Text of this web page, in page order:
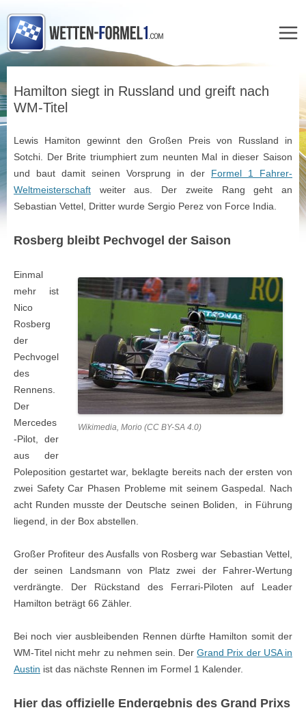
springen
Hamilton siegt in Russland und greift nach
WM-Titel
Lewis Hamiton gewinnt den Großen Preis von Russland in
Sotchi. Der Brite triumphiert zum neunten Mal in dieser Saison
und baut damit seinen Vorsprung in der Formel 1 Fahrer-
Weltmeisterschaft weiter aus. Der zweite Rang geht an
Sebastian Vettel, Dritter wurde Sergio Perez von Force India.
Rosberg bleibt Pechvogel der Saison
Wikimedia, Morio (CC BY-SA 4.0)
Einmal
mehr ist
Nico
Rosberg
der
Pechvogel
des
Rennens.
Der
Mercedes
-Pilot, der
aus der
Poleposition gestartet war, beklagte bereits nach der ersten von
zwei Safety Car Phasen Probleme mit seinem Gaspedal. Nach
acht Runden musste der Deutsche seinen Boliden, in Führung
liegend, in der Box abstellen.
Großer Profiteur des Ausfalls von Rosberg war Sebastian Vettel,
der seinen Landsmann von Platz zwei der Fahrer-Wertung
verdrängte. Der Rückstand des Ferrari-Piloten auf Leader
Hamilton beträgt 66 Zähler.
Bei noch vier ausbleibenden Rennen dürfte Hamilton somit der
WM-Titel nicht mehr zu nehmen sein. DerGrand Prix der USA in
Austin ist das nächste Rennen im Formel 1 Kalender.
Hier das offizielle Endergebnis des Grand Prixs